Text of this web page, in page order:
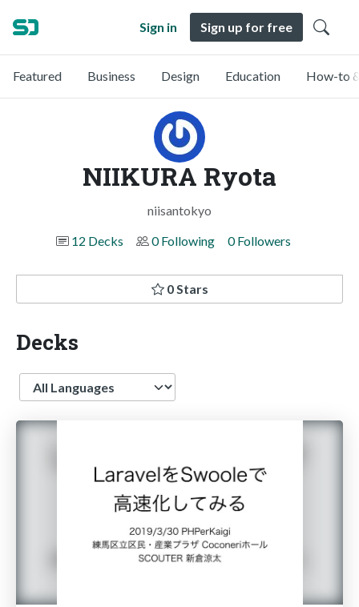
Sign in Sign up for free
Featured Business Design Education How-to
NIIKURA Ryota
niisantokyo
12 Decks
0 Following 0 Followers
0 Stars
Decks
Language